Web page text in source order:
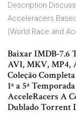
Description
Acceleracers
(World Race and
Baixar IMDB-7.6
AVI, MKV, MP4,
Coleção
1ª a 5ª
AcceleRacers A
Dublado Torrent